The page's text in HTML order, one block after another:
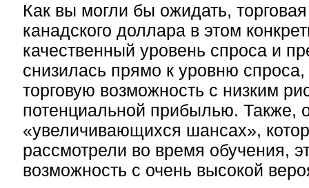
Как вы могли бы ожидать,
канадского доллара в этом
качественный уровень спроса и
снизилась прямо к уровню
торговую возможность с низким
потенциальной прибылью. Также,
«увеличивающихся шансах»,
рассмотрели во время обучения,
возможность с очень высокой